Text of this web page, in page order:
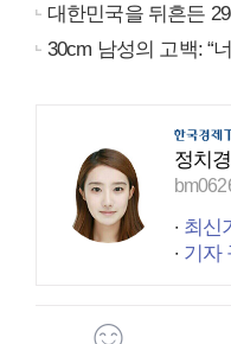
대한민국을 뒤흔든
30cm 남성의 고백: “
정치
최신
기자